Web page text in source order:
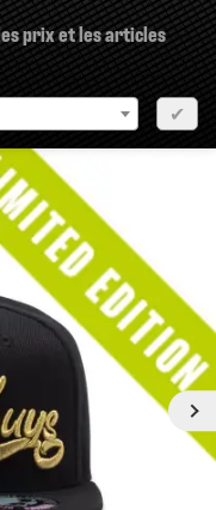
prix et les articles
✔
Prochain